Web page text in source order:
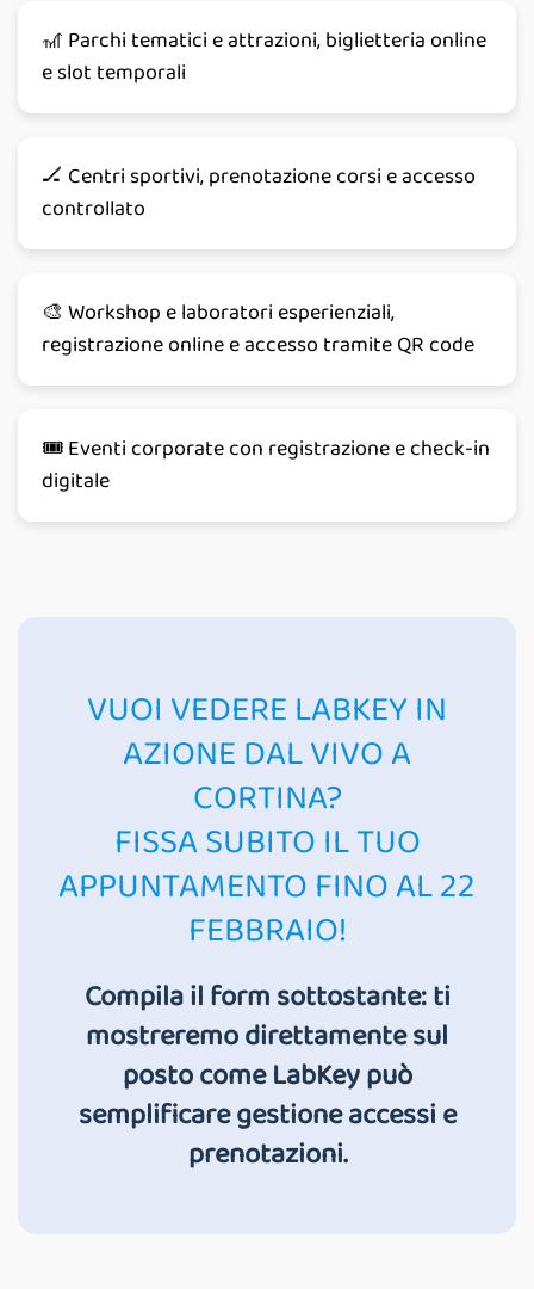
🎢 Parchi tematici e attrazioni, biglietteria online
e slot temporali
🏒 Centri sportivi, prenotazione corsi e accesso
controllato
🎨 Workshop e laboratori esperienziali,
registrazione online e accesso tramite QR code
🎟️ Eventi corporate con registrazione e check-in
digitale
VUOI VEDERE LABKEY IN
AZIONE DAL VIVO A
CORTINA?
FISSA SUBITO IL TUO
APPUNTAMENTO FINO AL 22
FEBBRAIO!
Compila il form sottostante: ti
mostreremo direttamente sul
posto come LabKey può
semplificare gestione accessi e
prenotazioni.